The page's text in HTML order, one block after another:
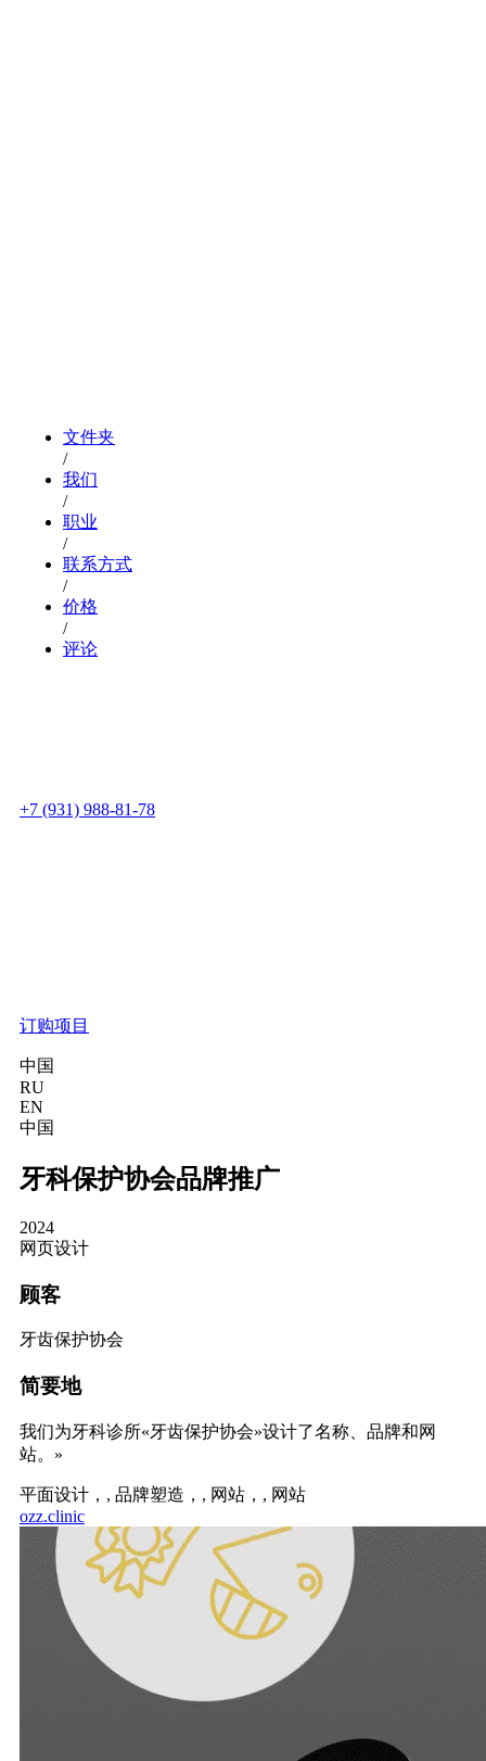
文件夹
/
我们
/
职业
/
联系方式
/
价格
/
评论
+7 (931) 988-81-78
订购项目
中国
RU
EN
中国
牙科保护协会品牌推广
2024
网页设计
顾客
牙齿保护协会
简要地
我们为牙科诊所«牙齿保护协会»设计了名称、品牌和网
站。»
平面设计，, 品牌塑造，, 网站，, 网站
ozz.clinic